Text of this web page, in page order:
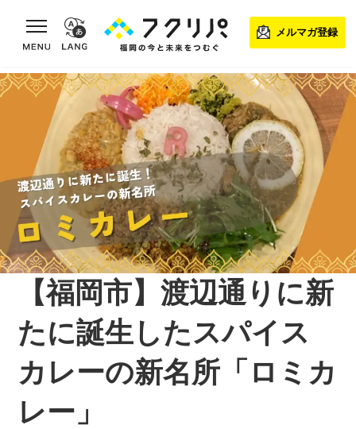
toggle navigation
メルマガ登録
【福岡市】渡辺通りに新
たに誕生したスパイス
カレーの新名所「ロミカ
レー」